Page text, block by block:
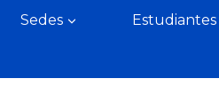
Sedes Estudiantes